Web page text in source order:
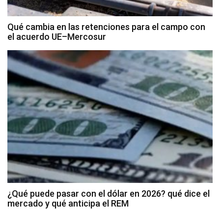
Qué cambia en las retenciones para el campo con
el acuerdo UE–Mercosur
¿Qué puede pasar con el dólar en 2026? qué dice el
mercado y qué anticipa el REM